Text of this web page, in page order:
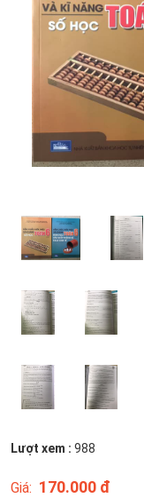
Lượt xem : 988
170.000 đ